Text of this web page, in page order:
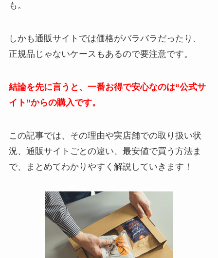
も。
しかも通販サイトでは価格がバラバラだったり、
正規品じゃないケースもあるので要注意です。
結論を先に言うと、一番お得で安心なのは“公式サ
イト”からの購入です。
この記事では、その理由や実店舗での取り扱い状
況、通販サイトごとの違い、最安値で買う方法ま
で、まとめてわかりやすく解説していきます！